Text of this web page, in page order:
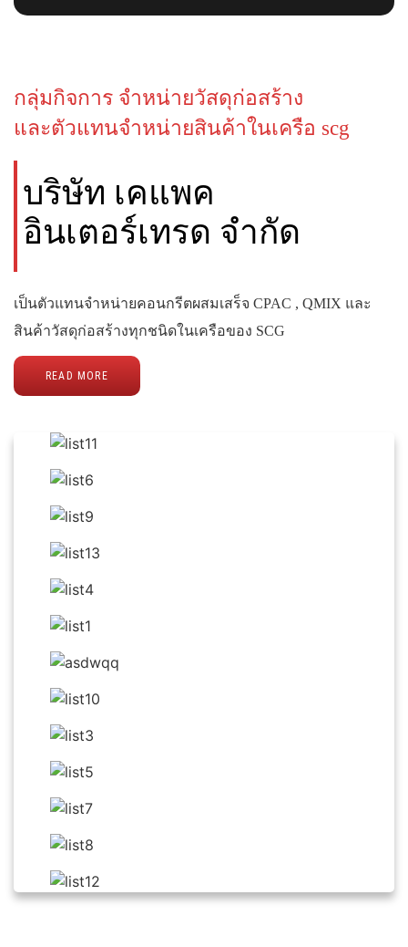
กลุ่มกิจการ จำหน่ายวัสดุก่อสร้าง
และตัวแทนจำหน่ายสินค้าในเครือ scg
บริษัท เคแพค
อินเตอร์เทรด จำกัด
เป็นตัวแทนจำหน่ายคอนกรีตผสมเสร็จ CPAC , QMIX และ
สินค้าวัสดุก่อสร้างทุกชนิดในเครือของ SCG
READ MORE